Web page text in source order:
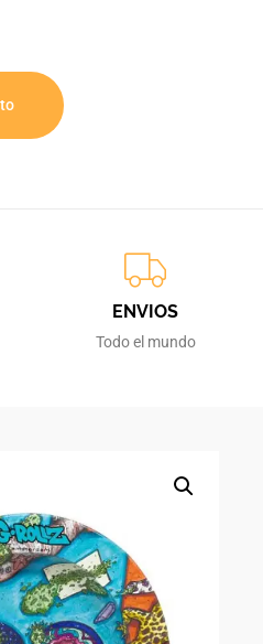
ENVIOS
Todo el mundo